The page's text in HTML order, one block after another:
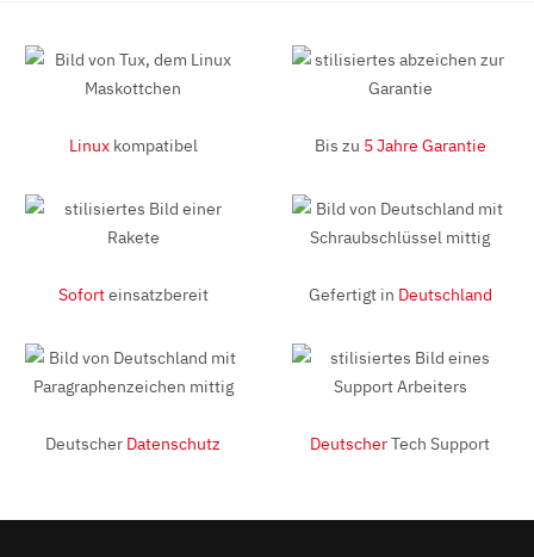
Linuxkompatibel Bis zu 5 Jahre Garantie
Soforteinsatzbereit Gefertigt in Deutschland
Deutscher Datenschutz DeutscherTech Support